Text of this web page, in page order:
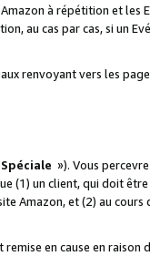
à répétition et les
au cas par cas, si un
renvoyant vers les
»). Vous
(1) un client, qui doit
Amazon, et (2) au cours
en cause en